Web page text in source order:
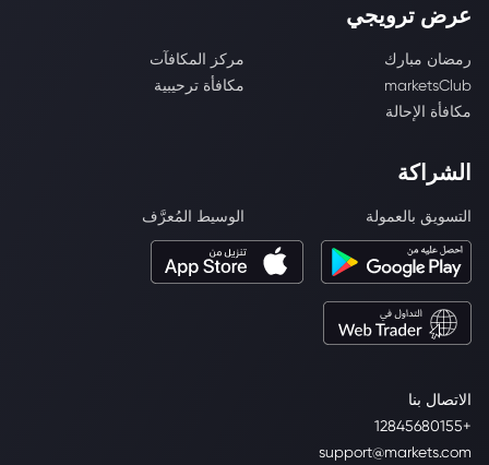
الاتصال بنا
+12845680155
support@markets.com
عرض ترويجي
رمضان مبارك
مركز المكافآت
marketsClub
مكافأة ترحيبية
مكافأة الإحالة
الشراكة
التسويق بالعمولة الوسيط المُعرَّف